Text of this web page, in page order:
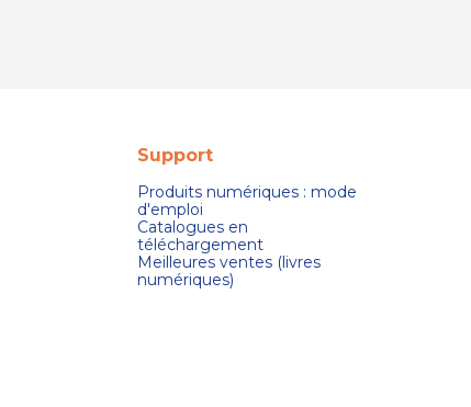
Support
Produits numériques : mode
d'emploi
Catalogues en
téléchargement
Meilleures ventes (livres
numériques)